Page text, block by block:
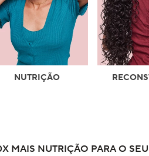
NUTRIÇÃO
MAIS NUTRIÇÃO PARA O